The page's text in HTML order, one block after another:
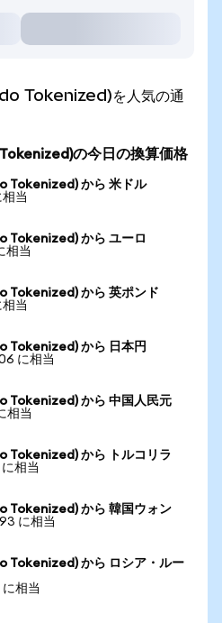
Tokenized)を人気の通
の今日の換算価格
から 米ドル
当
から ユーロ
相当
から 英ポンド
当
から 日本円
に相当
から 中国人民元
相当
から トルコリラ
相当
から 韓国ウォン
に相当
から ロシア・ルー
に相当